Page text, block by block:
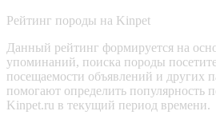
Рейтинг породы на Kinpet
Данный рейтинг формируется на
упоминаний, поиска породы
посещаемости объявлений и других
помогают определить популярность
Kinpet.ru в текущий период времени.